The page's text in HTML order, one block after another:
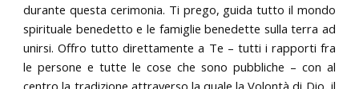
durante questa cerimonia. Ti prego, guida tutto il mondo
spirituale benedetto e le famiglie benedette sulla terra ad
unirsi. Offro tutto direttamente a Te – tutti i rapporti fra
le persone e tutte le cose che sono pubbliche – con al